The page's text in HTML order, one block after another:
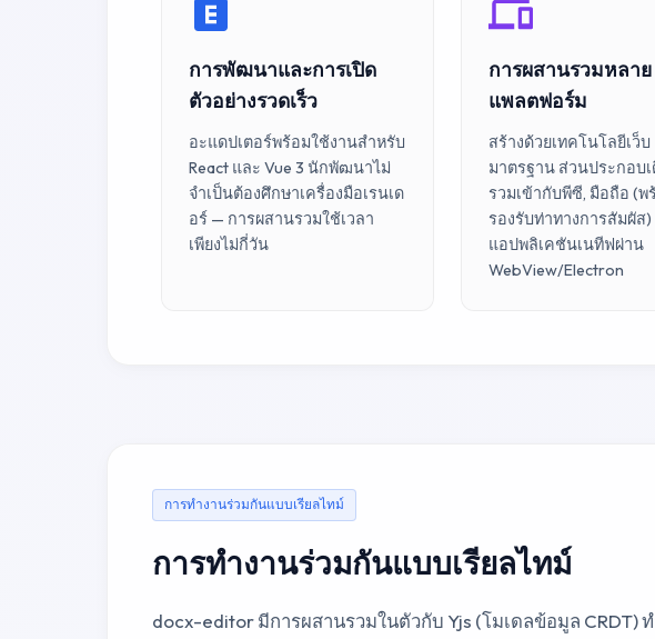
การพัฒนาและการเปิด
ตัวอย่างรวดเร็ว
อะแดปเตอร์พร้อมใช้งานสำหรับ
React และ Vue 3 นักพัฒนาไม่
จำเป็นต้องศึกษาเครื่องมือเรนเด
อร์ — การผสานรวมใช้เวลา
เพียงไม่กี่วัน
การผสานรวมหลาย
แพลตฟอร์ม
สร้างด้วยเทคโนโลยีเว็บ
มาตรฐาน ส่วนประกอบเ
รวมเข้ากับพีซี, มือถือ (พ
รองรับท่าทางการสัมผัส)
แอปพลิเคชันเนทีฟผ่าน
WebView/Electron
การทำงานร่วมกันแบบเรียลไทม์
การทำงานร่วมกันแบบเรียลไทม์
docx-editor มีการผสานรวมในตัวกับ Yjs (โมเดลข้อมูล